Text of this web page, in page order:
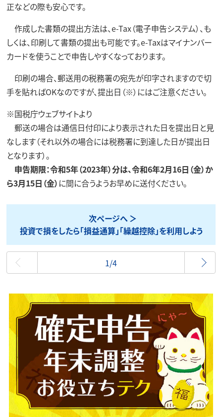
正などの際も安心です。
作成した書類の提出方法は、e-Tax（電子申告システム）、も
しくは、印刷して書類の提出も可能です。e-Taxはマイナンバー
カードを使うことで申告しやすくなっております。
印刷の場合、郵送用の税務署の宛先が印字されますので切
手を貼ればOKなのですが、提出日（※）にはご注意ください。
※国税庁ウェブサイトより
郵送の場合は通信日付印により表示された日を提出日と見
なします（それ以外の場合には税務署に到達した日が提出日
となります）。
申告期限：令和5年（2023年）分は、令和6年2月16日（金）か
ら3月15日（金） に間に合うようお早めに送付ください。
次ページへ
投資で損をしたら「損益通算」「繰越控除」を利用しよう
最初
1/4